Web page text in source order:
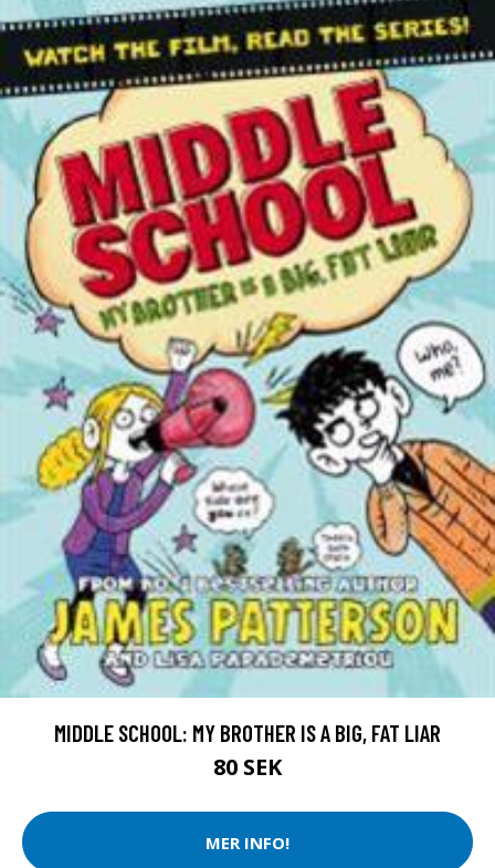
MIDDLE SCHOOL: MY BROTHER IS A BIG, FAT LIAR
80 SEK
MER INFO!